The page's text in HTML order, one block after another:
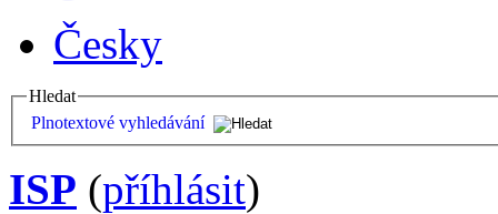
Česky
Hledat
Plnotextové vyhledávání
ISP (příhlásit)